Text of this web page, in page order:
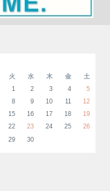
火 水 木 金
土
1
2 3 4
5
8 9 10 11
12
15 16 17 18
19
22 23 24 25
26
29 30